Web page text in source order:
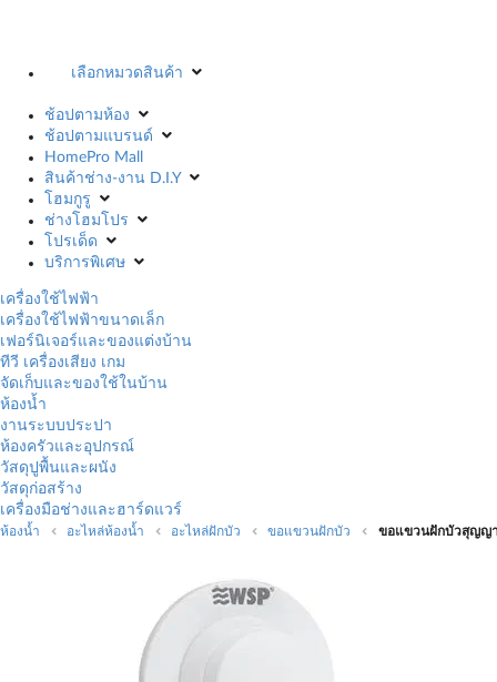
เลือกหมวดสินค้า
ช้อปตามห้อง
ช้อปตามแบรนด์
HomePro Mall
สินค้าช่าง-งาน D.I.Y
โฮมกูรู
ช่างโฮมโปร
โปรเด็ด
บริการพิเศษ
เครื่องใช้ไฟฟ้า
เครื่องใช้ไฟฟ้าขนาดเล็ก
เฟอร์นิเจอร์และของแต่งบ้าน
ทีวี เครื่องเสียง เกม
จัดเก็บและของใช้ในบ้าน
ห้องน้ำ
งานระบบประปา
ห้องครัวและอุปกรณ์
วัสดุปูพื้นและผนัง
วัสดุก่อสร้าง
เครื่องมือช่างและฮาร์ดแวร์
ห้องน้ำ อะไหล่ห้องน้ำ อะไหล่ฝักบัว ขอแขวนฝักบัว ขอแขวนฝักบัวสุญญา